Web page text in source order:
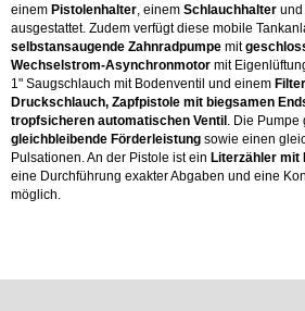
einem Pistolenhalter, einem Schlauchhalter
ausgestattet. Zudem verfügt diese mobile
selbstansaugende Zahnradpumpe mit
Wechselstrom-Asynchronmotor mit
1" Saugschlauch mit Bodenventil und einem Filter
Druckschlauch, Zapfpistole mit biegsamen
tropfsicheren automatischen Ventil . Die Pumpe
gleichbleibende Förderleistung sowie einen
Pulsationen. An der Pistole ist ein Literzähler mit
eine Durchführung exakter Abgaben und eine
möglich.